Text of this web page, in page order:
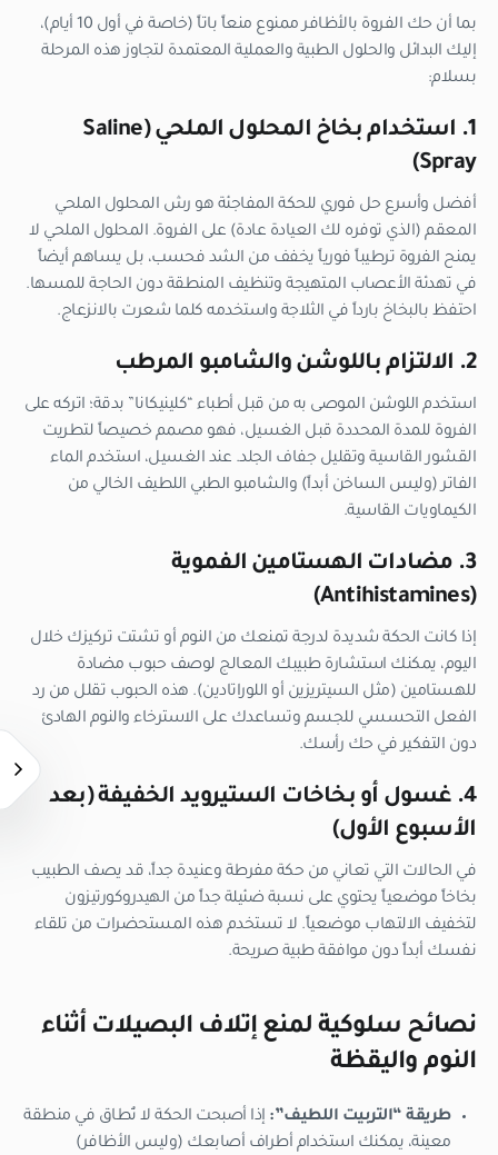
بما أن حك الفروة بالأظافر ممنوع منعاً باتاً (خاصة في أول 10 أيام)،
إليك البدائل والحلول الطبية والعملية المعتمدة لتجاوز هذه المرحلة
بسلام:
1. استخدام بخاخ المحلول الملحي (Saline
Spray)
أفضل وأسرع حل فوري للحكة المفاجئة هو رش المحلول الملحي
المعقم (الذي توفره لك العيادة عادة) على الفروة. المحلول الملحي لا
يمنح الفروة ترطيباً فورياً يخفف من الشد فحسب، بل يساهم أيضاً
في تهدئة الأعصاب المتهيجة وتنظيف المنطقة دون الحاجة للمسها.
احتفظ بالبخاخ بارداً في الثلاجة واستخدمه كلما شعرت بالانزعاج.
2. الالتزام باللوشن والشامبو المرطب
استخدم اللوشن الموصى به من قبل أطباء “كلينيكانا” بدقة؛ اتركه على
الفروة للمدة المحددة قبل الغسيل، فهو مصمم خصيصاً لتطريت
القشور القاسية وتقليل جفاف الجلد. عند الغسيل، استخدم الماء
الفاتر (وليس الساخن أبداً) والشامبو الطبي اللطيف الخالي من
الكيماويات القاسية.
3. مضادات الهستامين الفموية
(Antihistamines)
إذا كانت الحكة شديدة لدرجة تمنعك من النوم أو تشتت تركيزك خلال
اليوم، يمكنك استشارة طبيبك المعالج لوصف حبوب مضادة
للهستامين (مثل السيتريزين أو اللوراتادين). هذه الحبوب تقلل من رد
الفعل التحسسي للجسم وتساعدك على الاسترخاء والنوم الهادئ
دون التفكير في حك رأسك.
4. غسول أو بخاخات الستيرويد الخفيفة (بعد
الأسبوع الأول)
في الحالات التي تعاني من حكة مفرطة وعنيدة جداً، قد يصف الطبيب
بخاخاً موضعياً يحتوي على نسبة ضئيلة جداً من الهيدروكورتيزون
لتخفيف الالتهاب موضعياً. لا تستخدم هذه المستحضرات من تلقاء
نفسك أبداً دون موافقة طبية صريحة.
نصائح سلوكية لمنع إتلاف البصيلات أثناء
النوم واليقظة
طريقة “التربيت اللطيف”: إذا أصبحت الحكة لا تُطاق في منطقة
معينة، يمكنك استخدام أطراف أصابعك (وليس الأظافر)